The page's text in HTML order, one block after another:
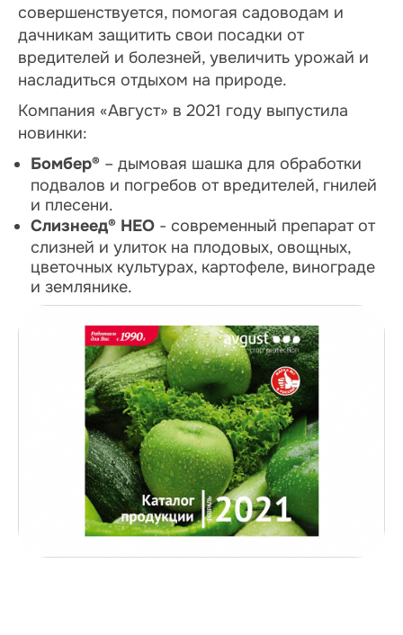
совершенствуется, помогая садоводам и
дачникам защитить свои посадки от
вредителей и болезней, увеличить урожай и
насладиться отдыхом на природе.
Компания «Август» в 2021 году выпустила
новинки:
Бомбер® – дымовая шашка для обработки
подвалов и погребов от вредителей, гнилей
и плесени.
Слизнеед® НЕО - современный препарат от
слизней и улиток на плодовых, овощных,
цветочных культурах, картофеле, винограде
и землянике.